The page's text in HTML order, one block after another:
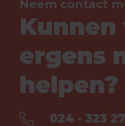
Neem contact
Kunnen
ergens
helpen?
024 - 323